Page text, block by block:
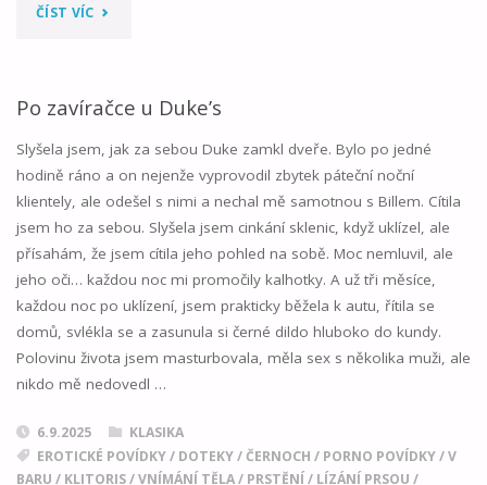
ČÍST VÍC"VĚK
TOUHA
01"
Po zavíračce u Duke’s
Slyšela jsem, jak za sebou Duke zamkl dveře. Bylo po jedné
hodině ráno a on nejenže vyprovodil zbytek páteční noční
klientely, ale odešel s nimi a nechal mě samotnou s Billem. Cítila
jsem ho za sebou. Slyšela jsem cinkání sklenic, když uklízel, ale
přísahám, že jsem cítila jeho pohled na sobě. Moc nemluvil, ale
jeho oči… každou noc mi promočily kalhotky. A už tři měsíce,
každou noc po uklízení, jsem prakticky běžela k autu, řítila se
domů, svlékla se a zasunula si černé dildo hluboko do kundy.
Polovinu života jsem masturbovala, měla sex s několika muži, ale
nikdo mě nedovedl …
6.9.2025
KLASIKA
EROTICKÉ POVÍDKY/ DOTEKY/ ČERNOCH / PORNO POVÍDKY/V
BARU / KLITORIS/VNÍMÁNÍ TĚLA/ PRSTĚNÍ / LÍZÁNÍ PRSOU /